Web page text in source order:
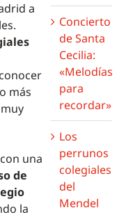
a
más
una
de
la
Concierto
de Santa
Cecilia:
«Melodías
para
recordar»
Los
perrunos
colegiales
del
Mendel